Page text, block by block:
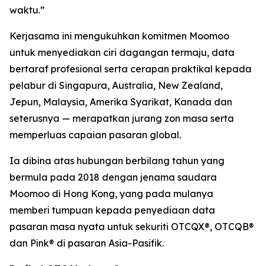
waktu.”
Kerjasama ini mengukuhkan komitmen Moomoo
untuk menyediakan ciri dagangan termaju, data
bertaraf profesional serta cerapan praktikal kepada
pelabur di Singapura, Australia, New Zealand,
Jepun, Malaysia, Amerika Syarikat, Kanada dan
seterusnya — merapatkan jurang zon masa serta
memperluas capaian pasaran global.
Ia dibina atas hubungan berbilang tahun yang
bermula pada 2018 dengan jenama saudara
Moomoo di Hong Kong, yang pada mulanya
memberi tumpuan kepada penyediaan data
pasaran masa nyata untuk sekuriti OTCQX®, OTCQB®
dan Pink® di pasaran Asia-Pasifik.